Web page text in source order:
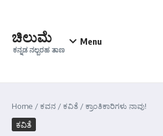
ಚಿಲುಮೆ
ಕನ್ನಡ ನಲ್ಬರಹ ತಾಣ
Menu
Home /ಕವನ /ಕವಿತೆ /ಕ್ರಾಂತಿಕಾರಿಗಳು ನಾವು!
ಕವಿತೆ